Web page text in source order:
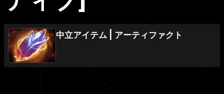
中立アイテム アーティファクト